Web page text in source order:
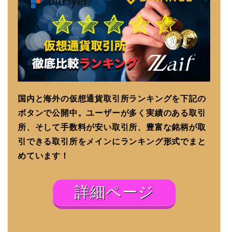
国内と海外の仮想通貨取引所ランキングを下記の
ボタンで公開中。ユーザーが多く実績のある取引
所、そして手数料が安い取引所、豊富な銘柄が取
引できる取引所をメインにランキング形式でまと
めています！
詳細ページ